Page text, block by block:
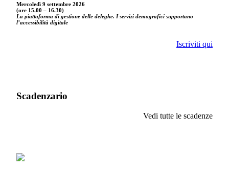
Mercoledì 9 settembre 2026
(ore 15.00 – 16.30)
La piattaforma di gestione delle deleghe. I servizi demografici supportano
l’accessibilità digitale
Iscriviti qui
Scadenzario
Vedi tutte le scadenze